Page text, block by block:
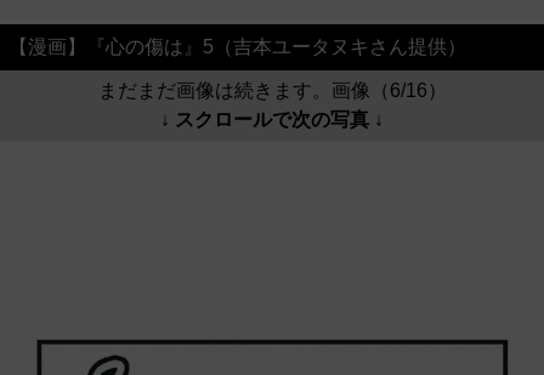
【漫画】『心の傷は』5（吉本ユータヌキさん提供）
まだまだ画像は続きます。画像（6/16）
↓ スクロールで次の写真 ↓